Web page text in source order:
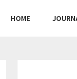
HOME